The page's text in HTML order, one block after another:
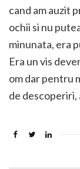
cand am auzit
ochii si nu
minunata, era
Era un vis
om dar pentru
de